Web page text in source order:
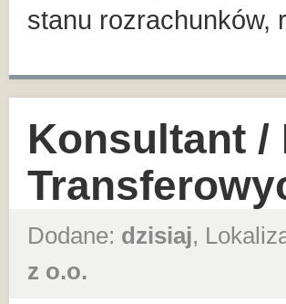
stanu rozrachunków,
Konsultant /
Dodane: dzisiaj,
z o.o.